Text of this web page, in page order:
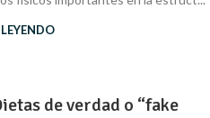
de verdad o “fake